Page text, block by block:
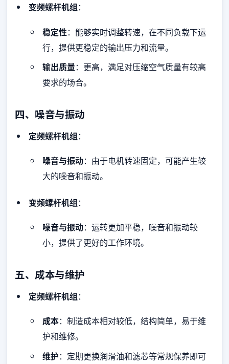
变频螺杆机组：
稳定性：能够实时调整转速，在不同负载下运
行，提供更稳定的输出压力和流量。
输出质量：更高，满足对压缩空气质量有较高
要求的场合。
四、噪音与振动
定频螺杆机组：
噪音与振动：由于电机转速固定，可能产生较
大的噪音和振动。
变频螺杆机组：
噪音与振动：运转更加平稳，噪音和振动较
小，提供了更好的工作环境。
五、成本与维护
定频螺杆机组：
成本：制造成本相对较低，结构简单，易于维
护和维修。
维护：定期更换润滑油和滤芯等常规保养即可